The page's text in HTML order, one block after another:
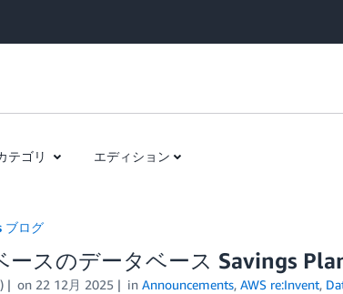
テゴリ エディション
ブログ
ースのデータベース Savings
on 22 12月 2025 in Announcements, AWS re:Invent,